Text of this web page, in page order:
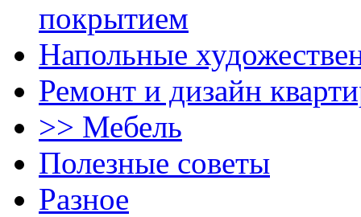
покрытием
Напольные
Ремонт и дизайн
>> Мебель
Полезные советы
Разное